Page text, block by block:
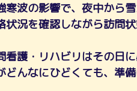
寒波の影響で、夜中から雪
状況を確認しながら訪問
看護・リハビリはその日
どんなにひどくても、準備